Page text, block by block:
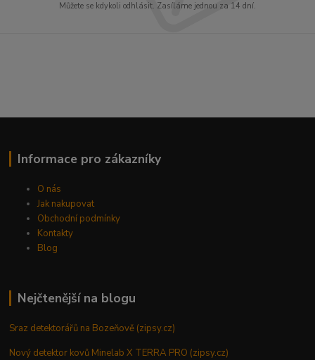
Můžete se kdykoli odhlásit. Zasíláme jednou za 14 dní.
Informace pro zákazníky
O nás
Jak nakupovat
Obchodní podmínky
Kontakty
Blog
Nejčtenější na blogu
Sraz detektorářů na Bozeňově (zipsy.cz)
Nový detektor kovů Minelab X TERRA PRO (zipsy.cz)